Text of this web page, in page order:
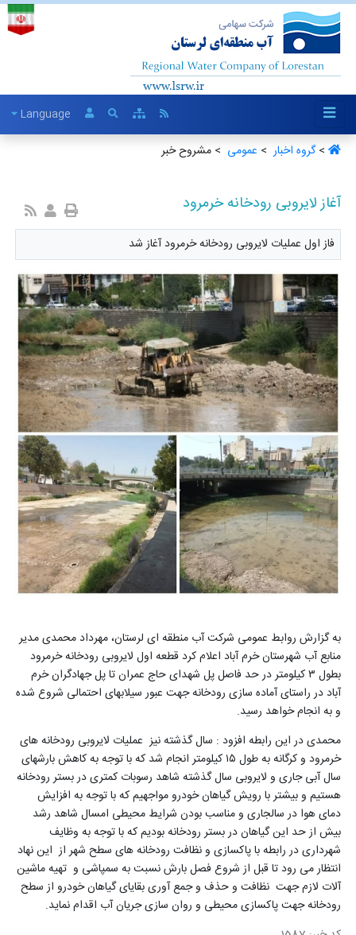
Language
>گروه اخبار ‏ > عمومی ‏ > مشروح خبر
آغاز لایروبی رودخانه خرمرود
فاز اول عملیات لایروبی رودخانه خرمرود آغاز شد
به گزارش روابط عمومی شرکت آب منطقه ای لرستان، مهرداد محمدی مدیر
منابع آب شهرستان خرم آباد اعلام کرد قطعه اول لایروبی رودخانه خرمرود
بطول ۳کیلومتر در حد فاصل پل شهدای حاج عمران تا پل جهادگران خرم
آباد در راستای آماده سازی رودخانه جهت عبور سیلابهای احتمالی شروع شده
و به انجام خواهد رسید.
محمدی در این رابطه افزود : سال گذشته نیز عملیات لایروبی رودخانه های
خرمرود و کرگانه به طول ۱۵کیلومتر انجام شد که با توجه به کاهش بارشهای
سال آبی جاری و لایروبی سال گذشته شاهد رسوبات کمتری در بستر رودخانه
هستیم و بیشتر با رویش گیاهان خودرو مواجهیم که با توجه به افزایش
دمای هوا در سالجاری و مناسب بودن شرایط محیطی امسال شاهد رشد
بیش از حد این گیاهان در بستر رودخانه بودیم که با توجه به وظایف
شهرداری در رابطه با پاکسازی و نظافت رودخانه های سطح شهر از این نهاد
انتظار می رود تا قبل از شروع فصل بارش نسبت به سمپاشی و تهیه ماشین
آلات لازم جهت نظافت و حذف و جمع آوری بقایای گیاهان خودرو از سطح
رودخانه جهت پاکسازی محیطی و روان سازی جریان آب اقدام نماید.